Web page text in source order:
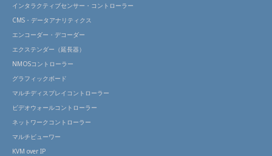
インタラクティブセンサー・コントローラー
CMS・データアナリティクス
エンコーダー・デコーダー
エクステンダー（延長器）
NMOSコントローラー
グラフィックボード
マルチディスプレイコントローラー
ビデオウォールコントローラー
ネットワークコントローラー
マルチビューワー
KVM over IP